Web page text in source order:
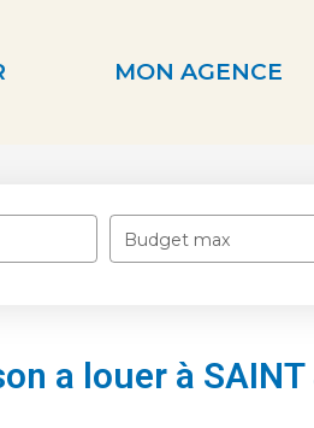
MON AGENCE
Budget max
a louer à SAINT